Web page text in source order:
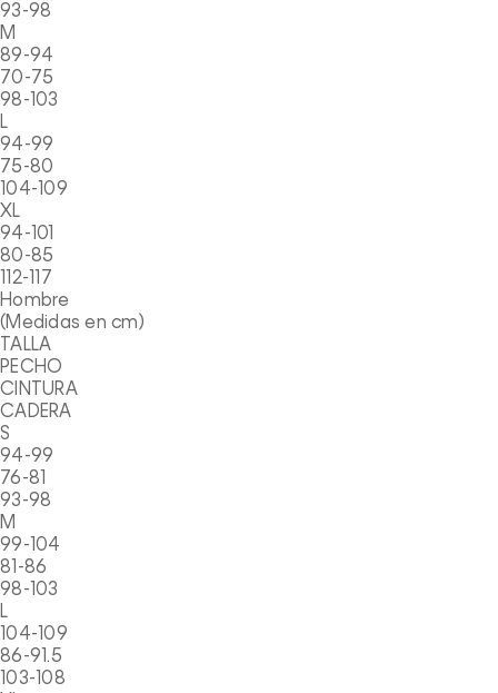
93-98
M
89-94
70-75
98-103
L
94-99
75-80
104-109
XL
94-101
80-85
112-117
Hombre
(Medidas en cm)
TALLA
PECHO
CINTURA
CADERA
S
94-99
76-81
93-98
M
99-104
81-86
98-103
L
104-109
86-91.5
103-108